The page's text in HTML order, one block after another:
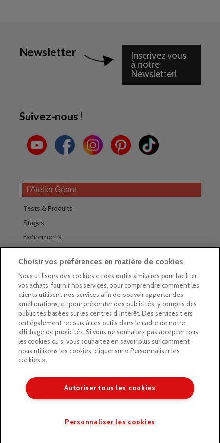
Newsletter
Inscrivez vous
à notre
Newsletter!
Suivez-nous !
l’Atelier Géant
Tests & Produits
Stages
Évènements
Trouver nos magasins
La newsletter des magasins
Feuilleter le Guide
Gratuit : intégrer le Guide
Marques Beaux-Arts
Matériel pour l’aquarelle
Matériel pour l’acrylique
Matériel pour l’huile
Copyright © 2026 LE GEANT DES BEAUX ARTS
Choisir vos préférences en matière de cookies
Nous utilisons des cookies et des outils similaires pour faciliter
vos achats, fournir nos services, pour comprendre comment les
clients utilisent nos services afin de pouvoir apporter des
améliorations, et pour présenter des publicités, y compris des
publicités basées sur les centres d’intérêt. Des services tiers
ont également recours à ces outils dans le cadre de notre
affichage de publicités. Si vous ne souhaitez pas accepter tous
les cookies ou si vous souhaitez en savoir plus sur comment
nous utilisons les cookies, cliquer sur « Personnaliser les
cookies ».
Autoriser tous les cookies
Personnaliser les cookies